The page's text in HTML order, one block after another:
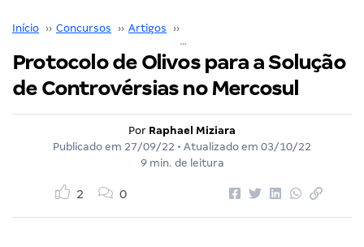
Início ›› Concursos ›› Artigos ››
Protocolo de Olivos para a Solução
de Controvérsias no Mercosul
Por Raphael Miziara
Publicado em 27/09/22 • Atualizado em 03/10/22
9 min. de leitura
2 0